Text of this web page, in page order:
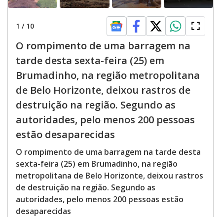
1 / 10
O rompimento de uma barragem na
tarde desta sexta-feira (25) em
Brumadinho, na região metropolitana
de Belo Horizonte, deixou rastros de
destruição na região. Segundo as
autoridades, pelo menos 200 pessoas
estão desaparecidas
O rompimento de uma barragem na tarde desta
sexta-feira (25) em Brumadinho, na região
metropolitana de Belo Horizonte, deixou rastros
de destruição na região. Segundo as
autoridades, pelo menos 200 pessoas estão
desaparecidas